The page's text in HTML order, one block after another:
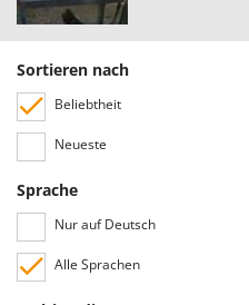
Novatec
O
Officine Savioli
Oliviero
Sortieren nach
Beliebtheit
Neueste
Sprache
Nur auf Deutsch
Alle Sprachen